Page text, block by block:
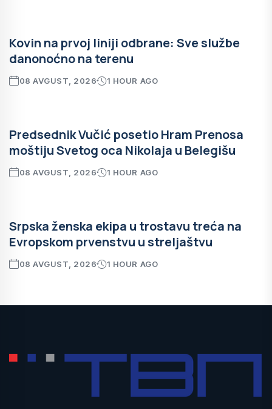
Kovin na prvoj liniji odbrane: Sve službe
danonoćno na terenu
08 AVGUST, 2026 1 HOUR AGO
Predsednik Vučić posetio Hram Prenosa
moštiju Svetog oca Nikolaja u Belegišu
08 AVGUST, 2026 1 HOUR AGO
Srpska ženska ekipa u trostavu treća na
Evropskom prvenstvu u streljaštvu
08 AVGUST, 2026 1 HOUR AGO